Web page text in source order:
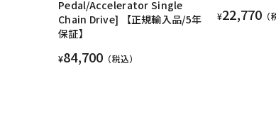
Pedal/Accelerator Single
Chain Drive] 【正規輸入品/5年
保証】
¥84,700 （税込）
¥22,770 （